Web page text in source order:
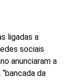
ligadas a
sociais
anunciaram a
da